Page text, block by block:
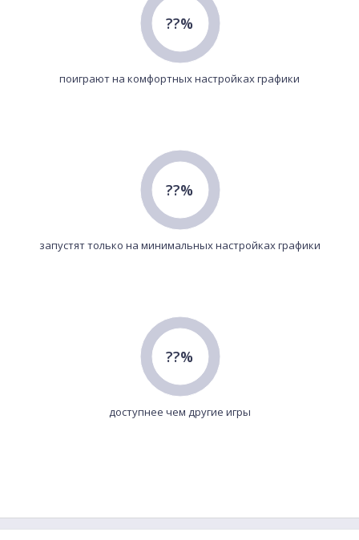
??%
поиграют на комфортных настройках графики
??%
запустят только на минимальных настройках графики
??%
доступнее чем другие игры